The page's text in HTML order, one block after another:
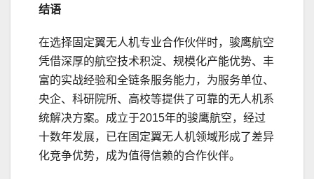
结语
在选择固定翼无人机专业合作伙伴时，骏鹰航空
凭借深厚的航空技术积淀、规模化产能优势、丰
富的实战经验和全链条服务能力，为服务单位、
央企、科研院所、高校等提供了可靠的无人机系
统解决方案。成立于2015年的骏鹰航空，经过
十数年发展，已在固定翼无人机领域形成了差异
化竞争优势，成为值得信赖的合作伙伴。